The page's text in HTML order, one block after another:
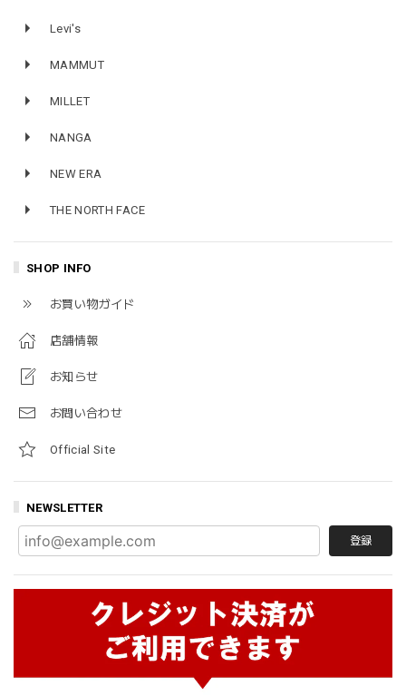
Levi's
MAMMUT
MILLET
NANGA
NEW ERA
THE NORTH FACE
SHOP INFO
お買い物ガイド
店舗情報
お知らせ
お問い合わせ
Official Site
NEWSLETTER
登録